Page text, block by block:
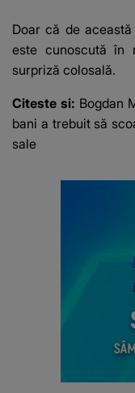
Doar că de
este cunoscută în
surpriză colosală.
Citeste si: Bogdan
bani a trebuit să
sale